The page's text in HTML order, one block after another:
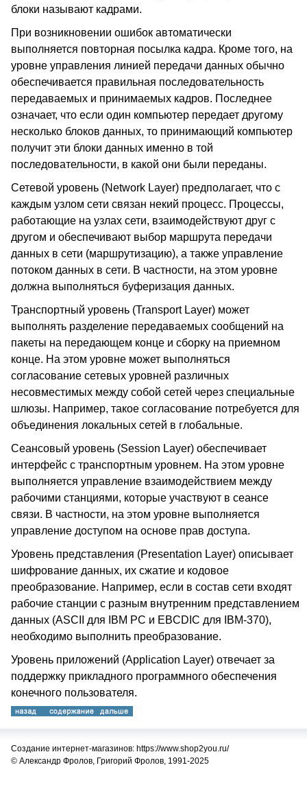
блоки называют кадрами.
При возникновении ошибок автоматически
выполняется повторная посылка кадра. Кроме того, на
уровне управления линией передачи данных обычно
обеспечивается правильная последовательность
передаваемых и принимаемых кадров. Последнее
означает, что если один компьютер передает другому
несколько блоков данных, то принимающий компьютер
получит эти блоки данных именно в той
последовательности, в какой они были переданы.
Сетевой уровень (Network Layer) предполагает, что с
каждым узлом сети связан некий процесс. Процессы,
работающие на узлах сети, взаимодействуют друг с
другом и обеспечивают выбор маршрута передачи
данных в сети (маршрутизацию), а также управление
потоком данных в сети. В частности, на этом уровне
должна выполняться буферизация данных.
Транспортный уровень (Transport Layer) может
выполнять разделение передаваемых сообщений на
пакеты на передающем конце и сборку на приемном
конце. На этом уровне может выполняться
согласование сетевых уровней различных
несовместимых между собой сетей через специальные
шлюзы. Например, такое согласование потребуется для
объединения локальных сетей в глобальные.
Сеансовый уровень (Session Layer) обеспечивает
интерфейс с транспортным уровнем. На этом уровне
выполняется управление взаимодействием между
рабочими станциями, которые участвуют в сеансе
связи. В частности, на этом уровне выполняется
управление доступом на основе прав доступа.
Уровень представления (Presentation Layer) описывает
шифрование данных, их сжатие и кодовое
преобразование. Например, если в состав сети входят
рабочие станции с разным внутренним представлением
данных (ASCII для IBM PC и EBCDIC для IBM-370),
необходимо выполнить преобразование.
Уровень приложений (Application Layer) отвечает за
поддержку прикладного программного обеспечения
конечного пользователя.
Создание интернет-магазинов: https://www.shop2you.ru/
© Александр Фролов, Григорий Фролов, 1991-2025